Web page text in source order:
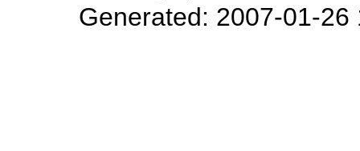
Generated: 2007-01-26